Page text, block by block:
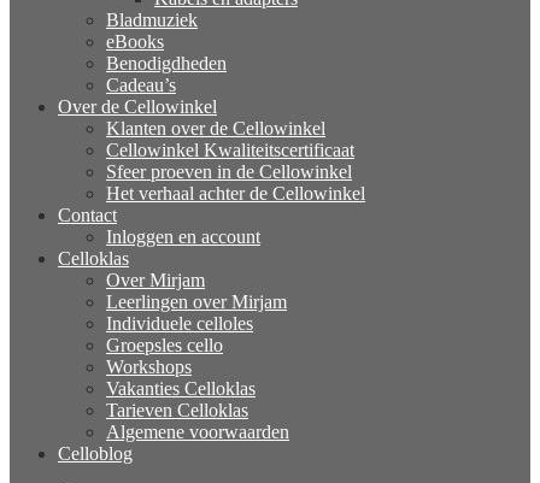
Bladmuziek
eBooks
Benodigdheden
Cadeau’s
Over de Cellowinkel
Klanten over de Cellowinkel
Cellowinkel Kwaliteitscertificaat
Sfeer proeven in de Cellowinkel
Het verhaal achter de Cellowinkel
Contact
Inloggen en account
Celloklas
Over Mirjam
Leerlingen over Mirjam
Individuele celloles
Groepsles cello
Workshops
Vakanties Celloklas
Tarieven Celloklas
Algemene voorwaarden
Celloblog